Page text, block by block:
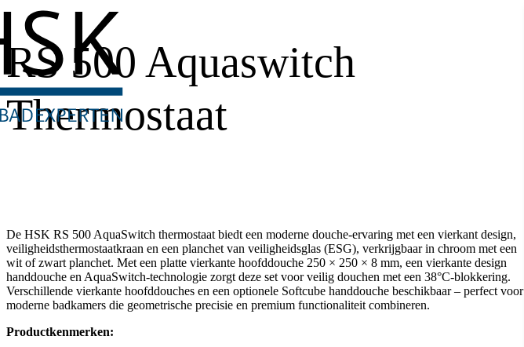
RS 500 Aquaswitch
Thermostaat
De HSK RS 500 AquaSwitch thermostaat biedt een moderne douche-ervaring met een vierkant design,
veiligheidsthermostaatkraan en een planchet van veiligheidsglas (ESG), verkrijgbaar in chroom met een
wit of zwart planchet. Met een platte vierkante hoofddouche 250 × 250 × 8 mm, een vierkante design
handdouche en AquaSwitch-technologie zorgt deze set voor veilig douchen met een 38°C-blokkering.
Verschillende vierkante hoofddouches en een optionele Softcube handdouche beschikbaar – perfect voor
moderne badkamers die geometrische precisie en premium functionaliteit combineren.
Productkenmerken: